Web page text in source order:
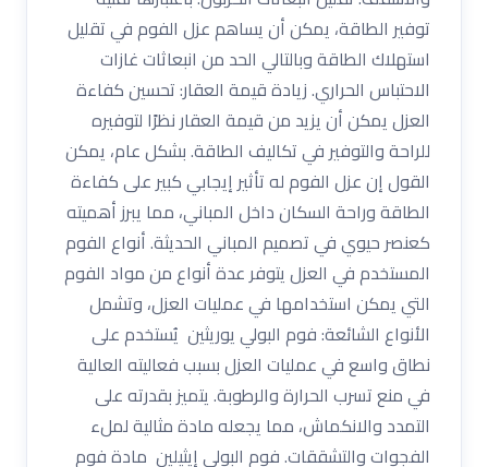
توفير الطاقة، يمكن أن يساهم عزل الفوم في تقليل
استهلاك الطاقة وبالتالي الحد من انبعاثات غازات
الاحتباس الحراري. زيادة قيمة العقار: تحسين كفاءة
العزل يمكن أن يزيد من قيمة العقار نظرًا لتوفيره
للراحة والتوفير في تكاليف الطاقة. بشكل عام، يمكن
القول إن عزل الفوم له تأثير إيجابي كبير على كفاءة
الطاقة وراحة السكان داخل المباني، مما يبرز أهميته
كعنصر حيوي في تصميم المباني الحديثة. أنواع الفوم
المستخدم في العزل يتوفر عدة أنواع من مواد الفوم
التي يمكن استخدامها في عمليات العزل، وتشمل
الأنواع الشائعة: فوم البولي يوريثين يُستخدم على
نطاق واسع في عمليات العزل بسبب فعاليته العالية
في منع تسرب الحرارة والرطوبة. يتميز بقدرته على
التمدد والانكماش، مما يجعله مادة مثالية لملء
الفجوات والتشققات. فوم البولي إيثيلين مادة فوم